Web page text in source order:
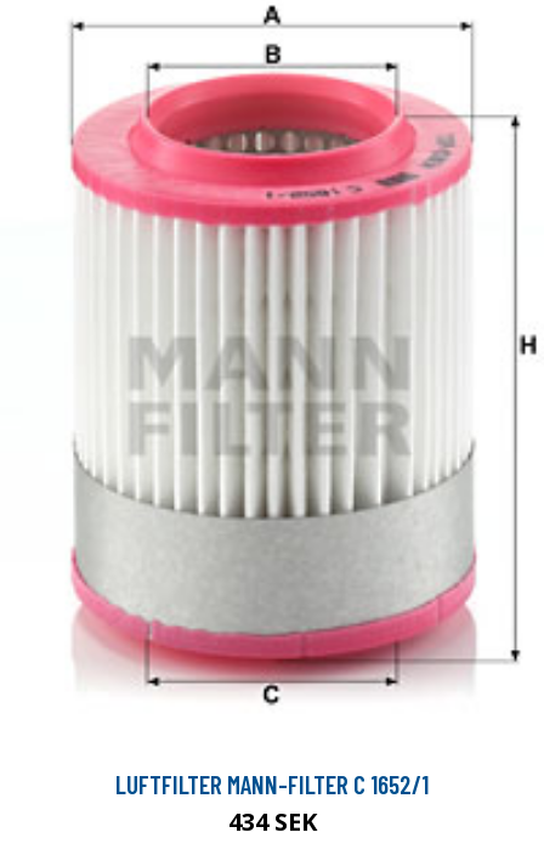
LUFTFILTER MANN-FILTER C 1652/1
434 SEK